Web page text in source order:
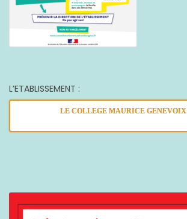
L’ETABLISSEMENT :
LE COLLEGE MAURICE GENEVOIX